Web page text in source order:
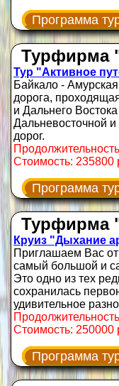
Программа
Турфирма
Тур "Активное
Байкало -
дорога,
и Дальнего
Дальневосточной
дорог.
Стоимость: 235800
Программа
Турфирма
Круиз "Дыхание
Приглашаем Вас
самый большой и
Это одно из тех
сохранилась
удивительное
Стоимость: 250000
Программа